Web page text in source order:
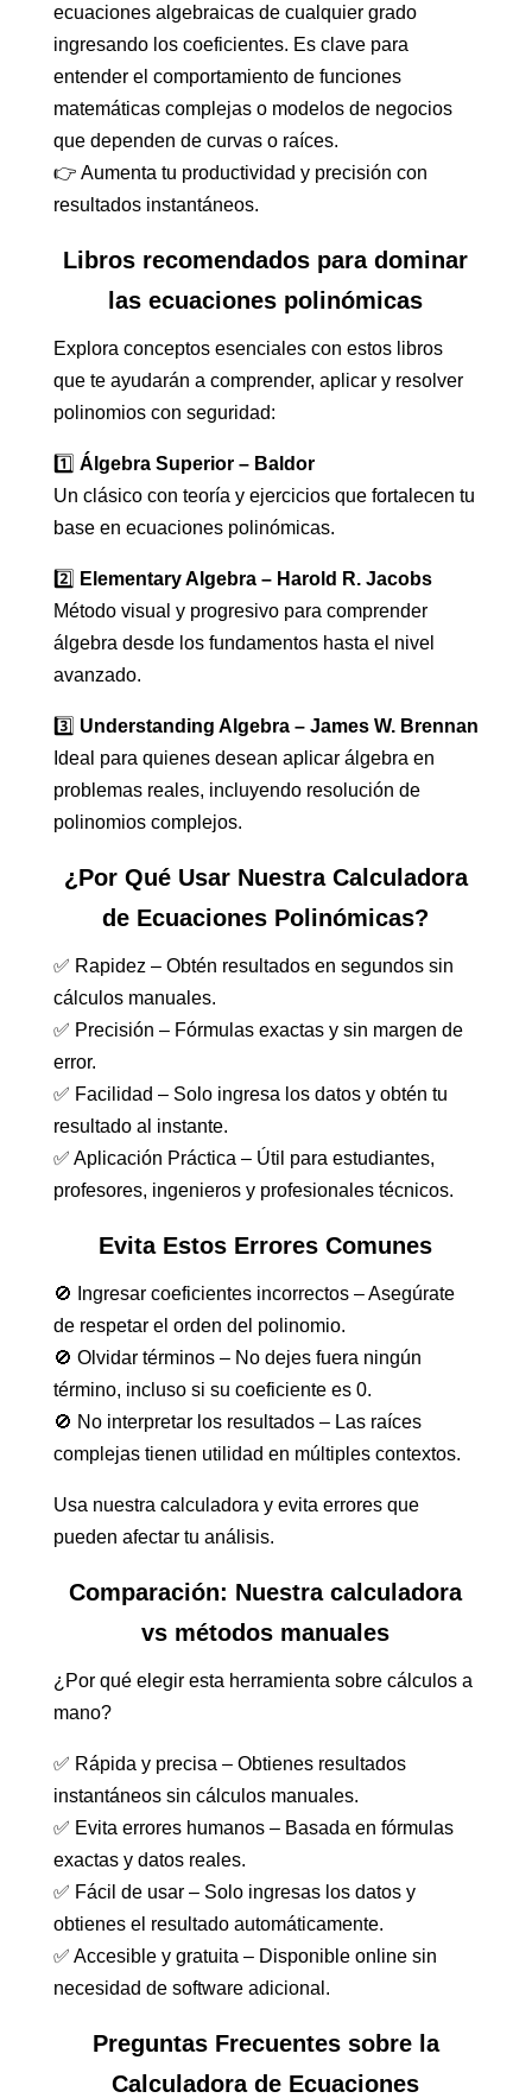
ecuaciones algebraicas de cualquier grado
ingresando los coeficientes. Es clave para
entender el comportamiento de funciones
matemáticas complejas o modelos de negocios
que dependen de curvas o raíces.
👉 Aumenta tu productividad y precisión con
resultados instantáneos.
Libros recomendados para dominar
las ecuaciones polinómicas
Explora conceptos esenciales con estos libros
que te ayudarán a comprender, aplicar y resolver
polinomios con seguridad:
1️⃣ Álgebra Superior – Baldor
Un clásico con teoría y ejercicios que fortalecen tu
base en ecuaciones polinómicas.
2️⃣ Elementary Algebra – Harold R. Jacobs
Método visual y progresivo para comprender
álgebra desde los fundamentos hasta el nivel
avanzado.
3️⃣ Understanding Algebra – James W. Brennan
Ideal para quienes desean aplicar álgebra en
problemas reales, incluyendo resolución de
polinomios complejos.
¿Por Qué Usar Nuestra Calculadora
de Ecuaciones Polinómicas?
✅ Rapidez – Obtén resultados en segundos sin
cálculos manuales.
✅ Precisión – Fórmulas exactas y sin margen de
error.
✅ Facilidad – Solo ingresa los datos y obtén tu
resultado al instante.
✅ Aplicación Práctica – Útil para estudiantes,
profesores, ingenieros y profesionales técnicos.
Evita Estos Errores Comunes
🚫 Ingresar coeficientes incorrectos – Asegúrate
de respetar el orden del polinomio.
🚫 Olvidar términos – No dejes fuera ningún
término, incluso si su coeficiente es 0.
🚫 No interpretar los resultados – Las raíces
complejas tienen utilidad en múltiples contextos.
Usa nuestra calculadora y evita errores que
pueden afectar tu análisis.
Comparación: Nuestra calculadora
vs métodos manuales
¿Por qué elegir esta herramienta sobre cálculos a
mano?
✅ Rápida y precisa – Obtienes resultados
instantáneos sin cálculos manuales.
✅ Evita errores humanos – Basada en fórmulas
exactas y datos reales.
✅ Fácil de usar – Solo ingresas los datos y
obtienes el resultado automáticamente.
✅ Accesible y gratuita – Disponible online sin
necesidad de software adicional.
Preguntas Frecuentes sobre la
Calculadora de Ecuaciones